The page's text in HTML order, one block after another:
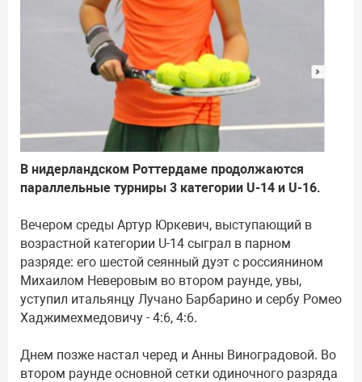
В нидерландском Роттердаме продолжаются
параллельные турниры 3 категории U-14 и U-16.
Вечером среды Артур Юркевич, выступающий в
возрастной категории U-14 сыграл в парном
разряде: его шестой сеянный дуэт с россиянином
Михаилом Неверовым во втором раунде, увы,
уступил итальянцу Лучано Барбарино и сербу Ромео
Хаджимехмедовичу - 4:6, 4:6.
Днем позже настал черед и Анны Виноградовой. Во
втором раунде основной сетки одиночного разряда